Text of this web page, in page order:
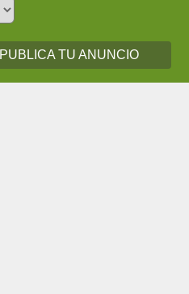
PUBLICA TU ANUNCIO